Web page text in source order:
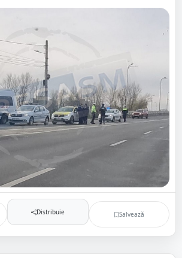
Distribuie Salvează